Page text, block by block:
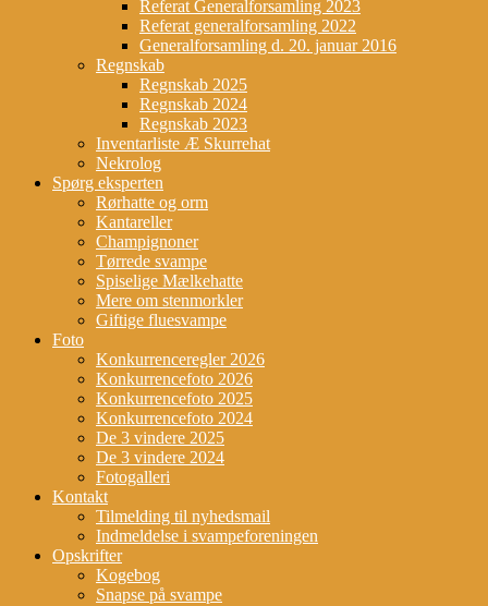
Referat Generalforsamling 2023
Referat generalforsamling 2022
Generalforsamling d. 20. januar 2016
Regnskab
Regnskab 2025
Regnskab 2024
Regnskab 2023
Inventarliste Æ Skurrehat
Nekrolog
Spørg eksperten
Rørhatte og orm
Kantareller
Champignoner
Tørrede svampe
Spiselige Mælkehatte
Mere om stenmorkler
Giftige fluesvampe
Foto
Konkurrenceregler 2026
Konkurrencefoto 2026
Konkurrencefoto 2025
Konkurrencefoto 2024
De 3 vindere 2025
De 3 vindere 2024
Fotogalleri
Kontakt
Tilmelding til nyhedsmail
Indmeldelse i svampeforeningen
Opskrifter
Kogebog
Snapse på svampe